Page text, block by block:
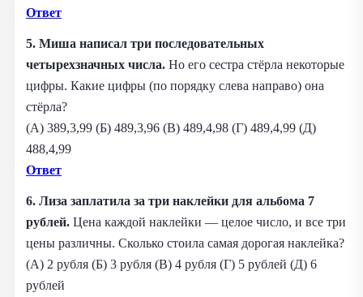
Ответ
5. Миша написал три последовательных
четырехзначных числа. Но его сестра стёрла некоторые
цифры. Какие цифры (по порядку слева направо) она
стёрла?
(А) 389,3,99 (Б) 489,3,96 (В) 489,4,98 (Г) 489,4,99 (Д)
488,4,99
Ответ
6. Лиза заплатила за три наклейки для альбома 7
рублей. Цена каждой наклейки — целое число, и все три
цены различны. Сколько стоила самая дорогая наклейка?
(А) 2 рубля (Б) 3 рубля (В) 4 рубля (Г) 5 рублей (Д) 6
рублей